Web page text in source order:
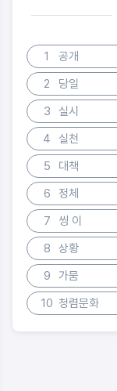
1
공개
2
당일
3
실시
4
실천
5
대책
6
정체
7
씽 이
8
상황
9
가뭄
10 청렴문화